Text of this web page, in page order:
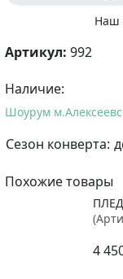
Наш
Артикул: 992
Наличие:
Шоурум
Сезон конверта:
Похожие товары
4